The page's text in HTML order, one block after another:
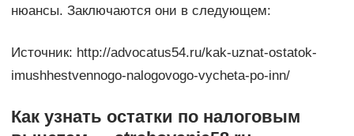
нюансы. Заключаются они в следующем:
Источник: http://advocatus54.ru/kak-uznat-ostatok-
imushhestvennogo-nalogovogo-vycheta-po-inn/
Как узнать остатки по налоговым